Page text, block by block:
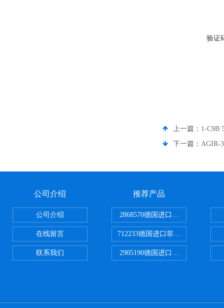
验证
上一篇： 1-C9B
下一篇： AGIR-
公司介绍
公司介绍
在线留言
联系我们
推荐产品
2868570德国进口菲尼克斯电源
712233德国进口菲尼克斯断路器
2905190德国进口菲尼克斯继电器